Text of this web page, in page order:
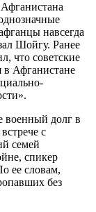
навсегда
Шойгу. Ранее
что советские
в Афганистане
военный долг в
с
семей
спикер
ее словам,
без